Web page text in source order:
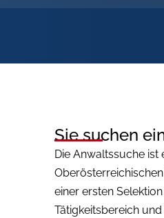
Sie suchen
Die Anwaltssuche
einer ersten
Tätigkeitsbereich